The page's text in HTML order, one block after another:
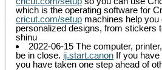
which is the operating software for
cricut.com/setup machines help
personalized designs, from stickers
shinu
2022-06-15 The computer,
be in close. ij.start.canon If you have
you have taken one step ahead of